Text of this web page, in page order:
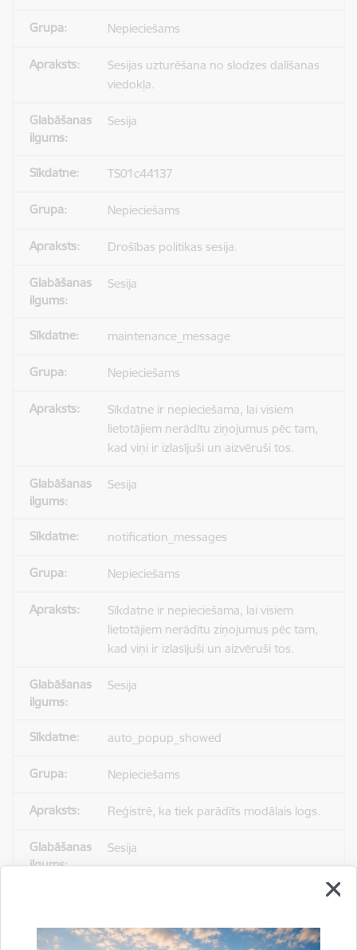
Nepieciešams
Sesijas uzturēšana no slodzes dalīšanas
viedokļa.
Sesija
TS01c44137
Nepieciešams
Drošības politikas sesija.
Sesija
maintenance_message
Nepieciešams
Sīkdatne ir nepieciešama, lai visiem
lietotājiem nerādītu ziņojumus pēc tam,
kad viņi ir izlasījuši un aizvēruši tos.
Sesija
notification_messages
Nepieciešams
Sīkdatne ir nepieciešama, lai visiem
lietotājiem nerādītu ziņojumus pēc tam,
kad viņi ir izlasījuši un aizvēruši tos.
Sesija
auto_popup_showed
Nepieciešams
Reģistrē, ka tiek parādīts modālais logs.
Sesija
Statistikas sīkdatnes (nepieciešamas, lai